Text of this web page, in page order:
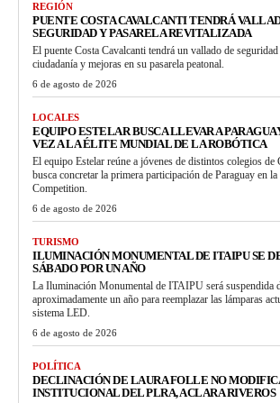
REGIÓN
PUENTE COSTA CAVALCANTI TENDRÁ
SEGURIDAD Y PASARELA REVITALIZADA
El puente Costa Cavalcanti tendrá un vallado de
ciudadanía y mejoras en su pasarela peatonal.
6 de agosto de 2026
LOCALES
EQUIPO ESTELAR BUSCA LLEVAR A
VEZ A LA ÉLITE MUNDIAL DE LA ROBÓTICA
El equipo Estelar reúne a jóvenes de distintos colegios de
busca concretar la primera participación de Paraguay en
Competition.
6 de agosto de 2026
TURISMO
ILUMINACIÓN MONUMENTAL DE ITAIPU SE
SÁBADO POR UN AÑO
La Iluminación Monumental de ITAIPU será suspendida
aproximadamente un año para reemplazar las lámparas
sistema LED.
6 de agosto de 2026
POLÍTICA
DECLINACIÓN DE LAURA FOLLE NO
INSTITUCIONAL DEL PLRA, ACLARA RIVEROS